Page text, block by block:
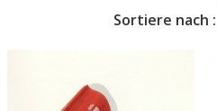
Sortiere nach :